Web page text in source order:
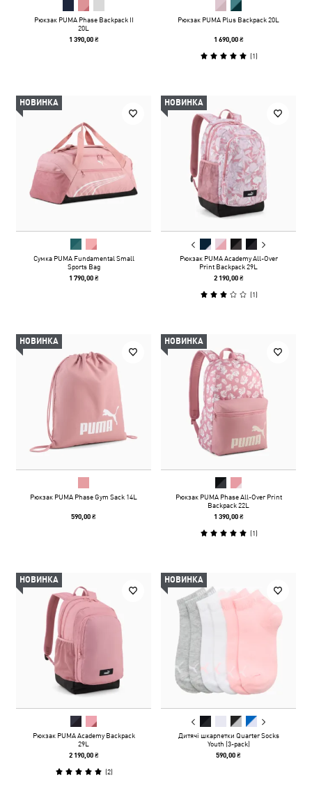
Рюкзак PUMA Phase Backpack II
20L
1 390,00 ₴
Рюкзак PUMA Plus Backpack 20L
1 690,00 ₴
(1)
НОВИНКА
Сумка PUMA Fundamental Small
Sports Bag
1 790,00 ₴
НОВИНКА
Рюкзак PUMA Academy All-Over
Print Backpack 29L
2 190,00 ₴
(1)
НОВИНКА
Рюкзак PUMA Phase Gym Sack 14L
590,00 ₴
НОВИНКА
Рюкзак PUMA Phase All-Over Print
Backpack 22L
1 390,00 ₴
(1)
НОВИНКА
Рюкзак PUMA Academy Backpack
29L
2 190,00 ₴
(2)
НОВИНКА
Дитячі шкарпетки Quarter Socks
Youth (3-pack)
590,00 ₴